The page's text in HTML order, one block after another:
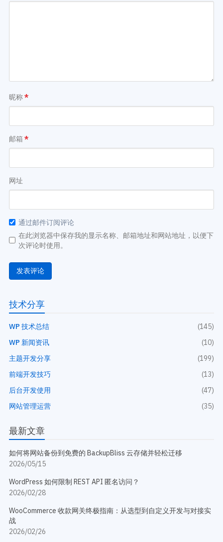
昵称*
邮箱 *
网址
通过邮件订阅评论
在此浏览器中保存我的显示名称、邮箱地址和网站地址，以便下
次评论时使用。
技术分享
WP 技术总结
(145)
WP 新闻资讯
(10)
主题开发分享
(199)
前端开发技巧
(13)
后台开发使用
(47)
网站管理运营
(35)
最新文章
如何将网站备份到免费的 BackupBliss 云存储并轻松迁移
2026/05/15
WordPress 如何限制 REST API 匿名访问？
2026/02/28
WooCommerce 收款网关终极指南：从选型到自定义开发与对接实
战
2026/02/26